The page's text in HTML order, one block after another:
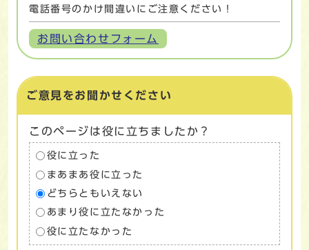
電話番号のかけ間違いにご注意ください！
お問い合わせフォーム
ご意見をお聞かせください
このページは役に立ちましたか？
役に立った
まあまあ役に立った
どちらともいえない
あまり役に立たなかった
役に立たなかった